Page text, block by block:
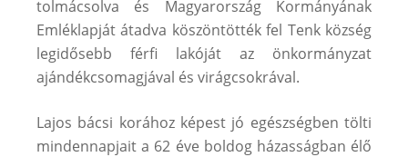
tolmácsolva és Magyarország Kormányának
Emléklapját átadva köszöntötték fel Tenk község
legidősebb férfi lakóját az önkormányzat
ajándékcsomagjával és virágcsokrával.
Lajos bácsi korához képest jó egészségben tölti
mindennapjait a 62 éve boldog házasságban élő